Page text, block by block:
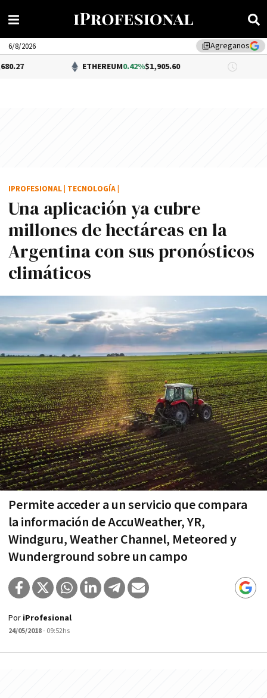
library_addAgreganos
6/8/2026
ETHEREUM0.42%$1,905.60 DÓLAR
Una aplicación ya cubre
millones de hectáreas en la
Argentina con sus pronósticos
climáticos
Permite acceder a un servicio que compara
la información de AccuWeather, YR,
Windguru, Weather Channel, Meteored y
Wunderground sobre un campo
IPROFESIONAL TECNOLOGÍA
Por iProfesional
24/05/2018- 09:52hs